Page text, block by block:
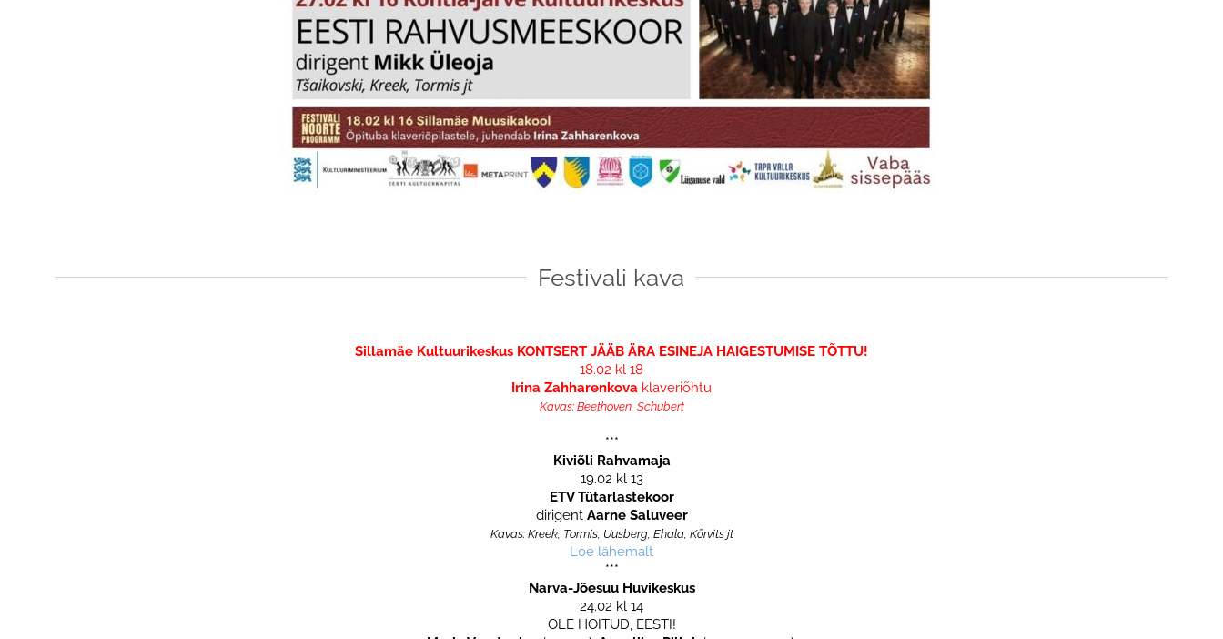
Festivali kava
Sillamäe Kultuurikeskus KONTSERT JÄÄB ÄRA ESINEJA HAIGESTUMISE TÕTTU!
18.02 kl 18
Irina Zahharenkova klaveriõhtu
Kavas: Beethoven, Schubert
***
Kiviõli Rahvamaja
19.02 kl 13
ETV Tütarlastekoor
dirigent Aarne Saluveer
Kavas: Kreek, Tormis, Uusberg, Ehala, Kõrvits jt
Loe lähemalt
***
Narva-Jõesuu Huvikeskus
24.02 kl 14
OLE HOITUD, EESTI!